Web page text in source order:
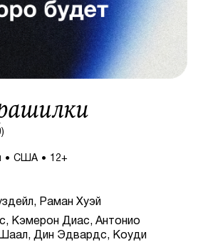
США 12+
Раман Хуэй
Кэмерон Диас, Антонио
Дин Эдвардс, Коуди